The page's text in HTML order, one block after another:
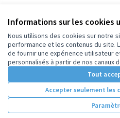
Informations sur les cookies
Nous utilisons des cookies sur notre
performance et les contenus du site.
de fournir une expérience utilisateur
personnalisés à partir de nos canaux
Tout
Accepter seulement les